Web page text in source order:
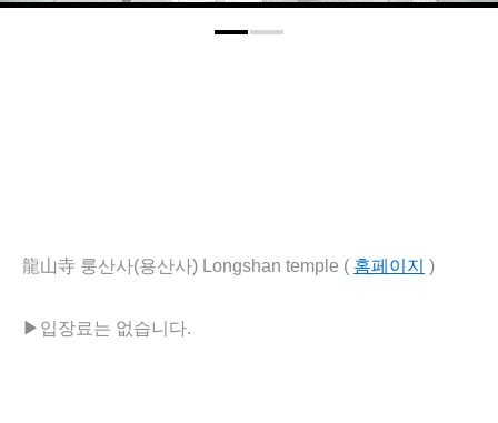
龍山寺 룽산사(용산사) Longshan temple ( 홈페이지 )
▶ 입장료는 없습니다.